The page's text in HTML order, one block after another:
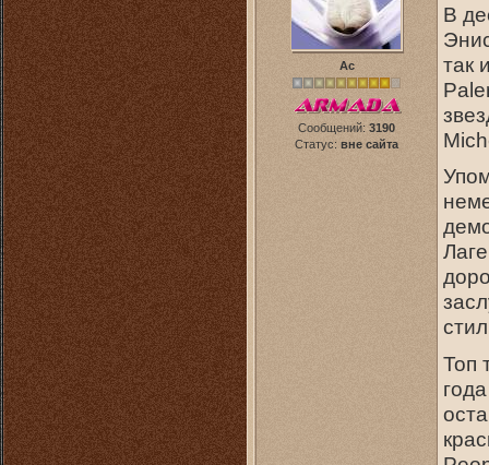
Ас
Сообщений: 3190
Статус: вне сайта
В
так
Топ